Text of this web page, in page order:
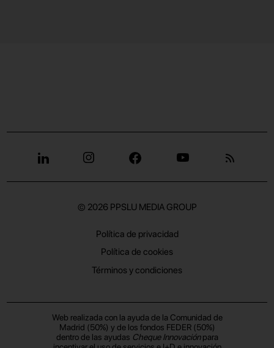
© 2026 PPSLU MEDIA GROUP
Política de privacidad
Política de cookies
Términos y condiciones
Web realizada con la ayuda de la Comunidad de
Madrid (50%) y de los fondos FEDER (50%)
dentro de las ayudas Cheque Innovaciónpara